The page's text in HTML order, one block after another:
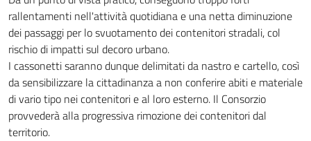
rallentamenti nell'attività quotidiana e una netta diminuzione
dei passaggi per lo svuotamento dei contenitori stradali, col
rischio di impatti sul decoro urbano.
I cassonetti saranno dunque delimitati da nastro e cartello, così
da sensibilizzare la cittadinanza a non conferire abiti e materiale
di vario tipo nei contenitori e al loro esterno. Il Consorzio
provvederà alla progressiva rimozione dei contenitori dal
territorio.